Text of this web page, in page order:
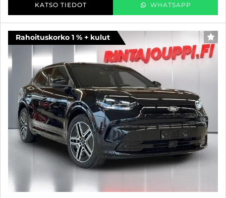
KATSO TIEDOT WHATSAPP
Rahoituskorko 1 % + kulut